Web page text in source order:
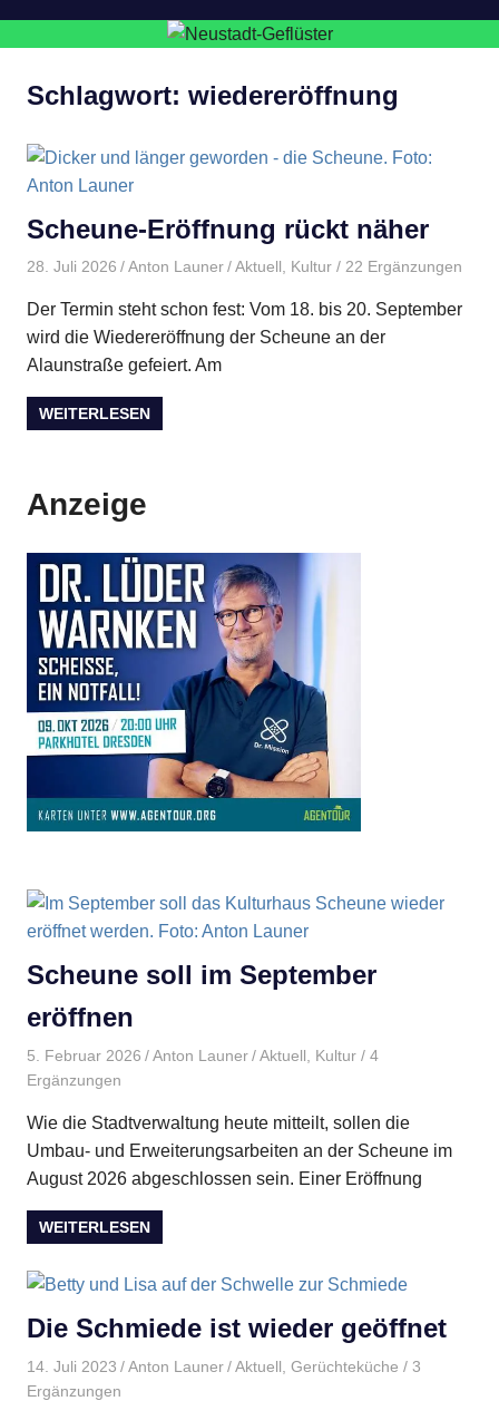
Schlagwort: wiedereröffnung
Scheune-Eröffnung rückt näher
28. Juli 2026 Anton Launer Aktuell Kultur/ 22 Ergänzungen
Der Termin steht schon fest: Vom 18. bis 20. September
wird die Wiedereröffnung der Scheune an der
Alaunstraße gefeiert. Am
WEITERLESEN
Anzeige
Scheune soll im September
eröffnen
5. Februar 2026 Anton Launer Aktuell Kultur/ 4
Ergänzungen
Wie die Stadtverwaltung heute mitteilt, sollen die
Umbau- und Erweiterungsarbeiten an der Scheune im
August 2026 abgeschlossen sein. Einer Eröffnung
WEITERLESEN
Die Schmiede ist wieder geöffnet
14. Juli 2023 Anton Launer Aktuell Gerüchteküche / 3
Ergänzungen